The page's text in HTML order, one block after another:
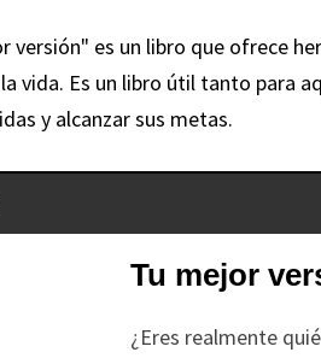
versión" es un libro que ofrece
vida. Es un libro útil tanto para
y alcanzar sus metas.
Tu mejor
¿Eres realmente